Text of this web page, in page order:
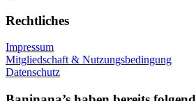
Rechtliches
Impressum
Mitgliedschaft & Nutzungsbedingung
Datenschutz